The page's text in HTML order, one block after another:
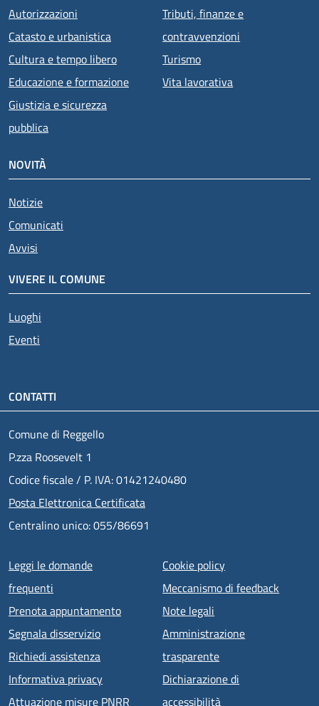
Autorizzazioni
Catasto e urbanistica
Cultura e tempo libero
Educazione e formazione
Giustizia e sicurezza
pubblica
Tributi, finanze e
contravvenzioni
Turismo
Vita lavorativa
NOVITÀ
Notizie
Comunicati
Avvisi
VIVERE IL COMUNE
Luoghi
Eventi
CONTATTI
Comune di Reggello
P.zza Roosevelt 1
Codice fiscale / P. IVA: 01421240480
Posta Elettronica Certificata
Centralino unico: 055/86691
Menu piè di pagina
Leggi le domande
frequenti
Prenota appuntamento
Segnala disservizio
Richiedi assistenza
Informativa privacy
Attuazione misure PNRR
Cookie policy
Meccanismo di feedback
Note legali
Amministrazione
trasparente
Dichiarazione di
accessibilità